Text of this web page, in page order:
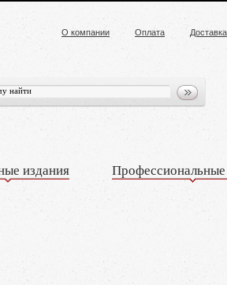
О компании Оплата Доставка
издания